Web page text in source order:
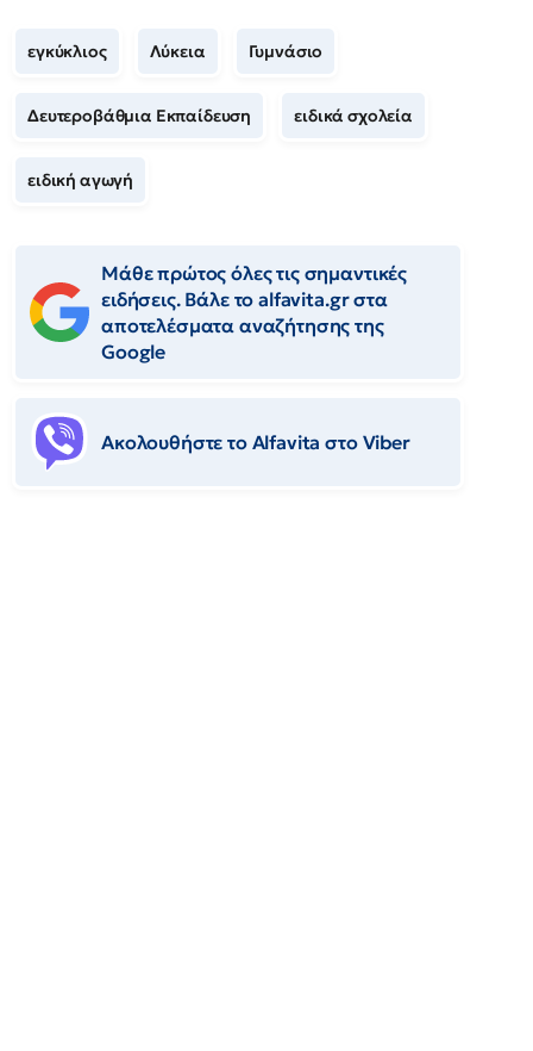
εγκύκλιος Λύκεια Γυμνάσιο
Δευτεροβάθμια Εκπαίδευση ειδικά σχολεία
ειδική αγωγή
Μάθε πρώτος όλες τις σημαντικές
ειδήσεις. Βάλε το alfavita.gr στα
αποτελέσματα αναζήτησης της
Google
Ακολουθήστε το Αlfavita στο Viber